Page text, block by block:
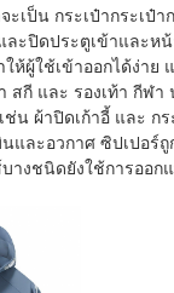
ะเป็น กระเป๋ากระเ
ละปิดประตูเข้าและห
ห้ผู้ใช้เข้าออกได้ง่า
สกี และ รองเท้า กี
น ผ้าปิดเก้าอี้ และ ก
และอวกาศ ซิปเปอร์
งชนิดยังใช้การออก